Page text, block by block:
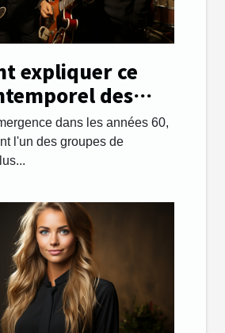
expliquer ce
des
dans les années 60,
l'un des groupes de